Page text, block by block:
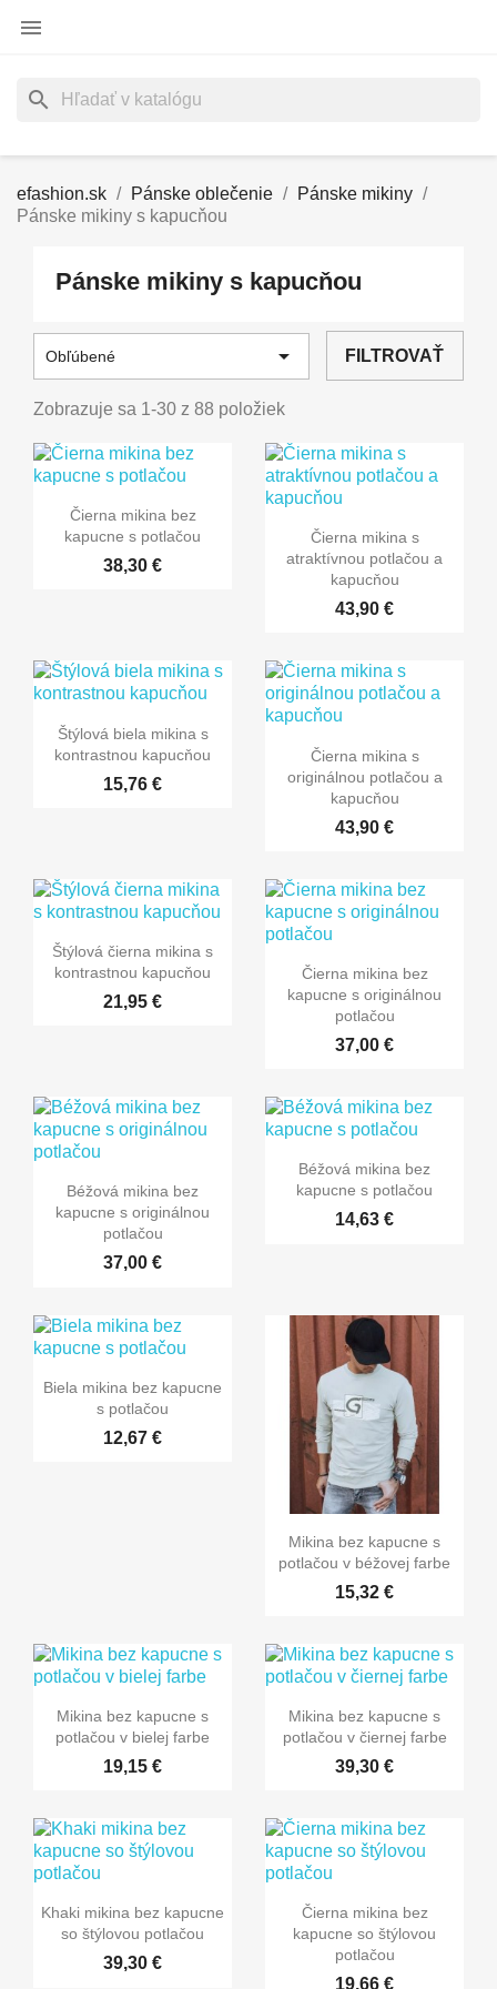

search
efashion.sk Pánske oblečenie
Pánske mikiny
Pánske mikiny s kapucňou
Pánske mikiny s kapucňou
Obľúbené  FILTROVAŤ
Zobrazuje sa 1-30 z 88 položiek
Čierna mikina bez
kapucne s potlačou
38,30 €
Čierna mikina s
atraktívnou potlačou a
kapucňou
43,90 €
Štýlová biela mikina s
kontrastnou kapucňou
15,76 €
Čierna mikina s
originálnou potlačou a
kapucňou
43,90 €
Štýlová čierna mikina s
kontrastnou kapucňou
21,95 €
Čierna mikina bez
kapucne s originálnou
potlačou
37,00 €
Béžová mikina bez
kapucne s originálnou
potlačou
37,00 €
Béžová mikina bez
kapucne s potlačou
14,63 €
Biela mikina bez kapucne
s potlačou
12,67 €
Mikina bez kapucne s
potlačou v béžovej farbe
15,32 €
Mikina bez kapucne s
potlačou v bielej farbe
19,15 €
Mikina bez kapucne s
potlačou v čiernej farbe
39,30 €
Khaki mikina bez kapucne
so štýlovou potlačou
39,30 €
Čierna mikina bez
kapucne so štýlovou
potlačou
19,66 €